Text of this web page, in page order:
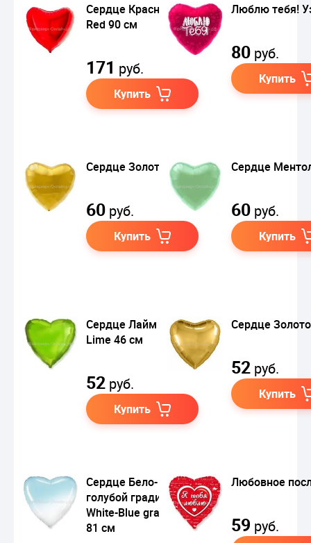
Сердце Красный /
Red 90 см
171 руб.
Купить
Люблю тебя!
80 руб.
Купить
Сердце Золото 48 см
60 руб.
Купить
Сердце
60 руб.
Купить
Сердце Лайм / Green
Lime 46 см
52 руб.
Купить
Сердце
52 руб.
Купить
Сердце Бело-
голубой градиент /
White-Blue gradient,
81 см
Любовное
59 руб.